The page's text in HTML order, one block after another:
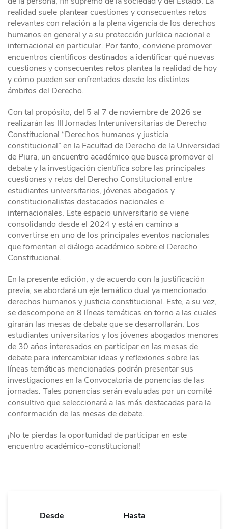
realidad suele plantear cuestiones y consecuentes retos
relevantes con relación a la plena vigencia de los derechos
humanos en general y a su protección jurídica nacional e
internacional en particular. Por tanto, conviene promover
encuentros científicos destinados a identificar qué nuevas
cuestiones y consecuentes retos plantea la realidad de hoy
y cómo pueden ser enfrentados desde los distintos
ámbitos del Derecho.
Con tal propósito, del 5 al 7 de noviembre de 2026 se
realizarán las III Jornadas Interuniversitarias de Derecho
Constitucional “Derechos humanos y justicia
constitucional” en la Facultad de Derecho de la Universidad
de Piura, un encuentro académico que busca promover el
debate y la investigación científica sobre las principales
cuestiones y retos del Derecho Constitucional entre
estudiantes universitarios, jóvenes abogados y
constitucionalistas destacados nacionales e
internacionales. Este espacio universitario se viene
consolidando desde el 2024 y está en camino a
convertirse en uno de los principales eventos nacionales
que fomentan el diálogo académico sobre el Derecho
Constitucional.
En la presente edición, y de acuerdo con la justificación
previa, se abordará un eje temático dual ya mencionado:
derechos humanos y justicia constitucional. Este, a su vez,
se descompone en 8 líneas temáticas en torno a las cuales
girarán las mesas de debate que se desarrollarán. Los
estudiantes universitarios y los jóvenes abogados menores
de 30 años interesados en participar en las mesas de
debate para intercambiar ideas y reflexiones sobre las
líneas temáticas mencionadas podrán presentar sus
investigaciones en la Convocatoria de ponencias de las
jornadas. Tales ponencias serán evaluadas por un comité
consultivo que seleccionará a las más destacadas para la
conformación de las mesas de debate.
¡No te pierdas la oportunidad de participar en este
encuentro académico-constitucional!
Desde Hasta